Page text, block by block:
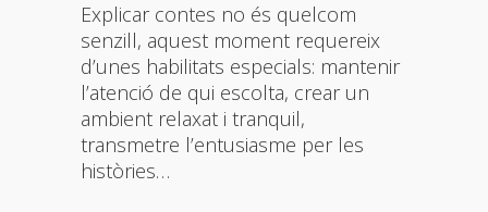
Explicar contes no és quelcom
senzill, aquest moment requereix
d’unes habilitats especials: mantenir
l’atenció de qui escolta, crear un
ambient relaxat i tranquil,
transmetre l’entusiasme per les
històries…